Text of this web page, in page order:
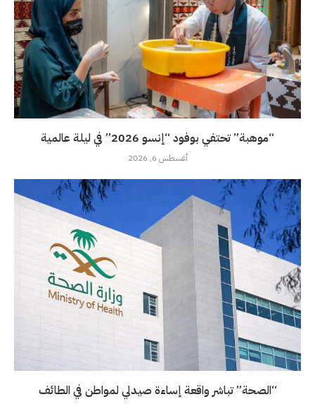
“موهبة” تحتفي بوفود “إنسو 2026” في ليلة عالمية
أغسطس 6, 2026
“الصحة” تباشر واقعة إساءة صيدلي لمواطن في الطائف